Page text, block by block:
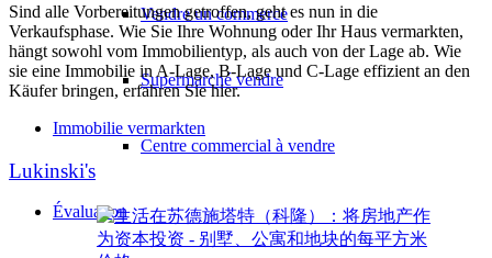
Vendre un commerce
Supermarché vendre
Centre commercial à vendre
Évaluation
Sind alle Vorbereitungen getroffen, geht es nun in die
Verkaufsphase. Wie Sie Ihre Wohnung oder Ihr Haus vermarkten,
hängt sowohl vom Immobilientyp, als auch von der Lage ab. Wie
sie eine Immobilie in A-Lage, B-Lage und C-Lage effizient an den
Käufer bringen, erfahren Sie hier.
Immobilie vermarkten
Lukinski's